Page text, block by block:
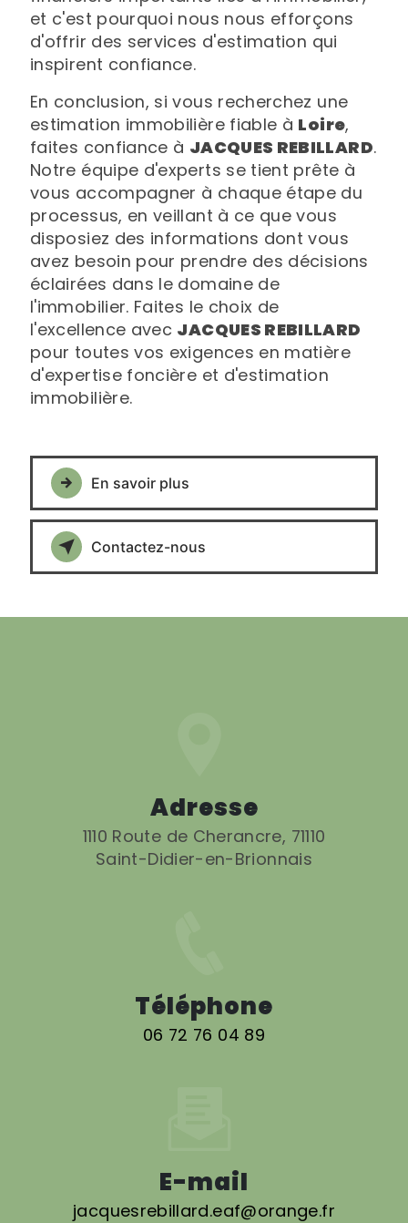
et c'est pourquoi nous nous efforçons
d'offrir des services d'estimation qui
inspirent confiance.
En conclusion, si vous recherchez une
estimation immobilière fiable à Loire,
faites confiance à JACQUES REBILLARD.
Notre équipe d'experts se tient prête à
vous accompagner à chaque étape du
processus, en veillant à ce que vous
disposiez des informations dont vous
avez besoin pour prendre des décisions
éclairées dans le domaine de
l'immobilier. Faites le choix de
l'excellence avec JACQUES REBILLARD
pour toutes vos exigences en matière
d'expertise foncière et d'estimation
immobilière.
En savoir plus
Contactez-nous
Adresse
1110 Route de Cherancre, 71110
Saint-Didier-en-Brionnais
Téléphone
06 72 76 04 89
E-mail
jacquesrebillard.eaf@orange.fr